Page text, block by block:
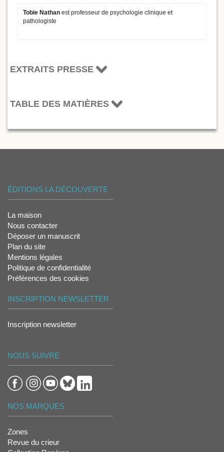
Tobie Nathan est professeur de psychologie clinique et
pathologiste
EXTRAITS PRESSE
TABLE DES MATIÈRES
ÉDITIONS LA DÉCOUVERTE
La maison
Nous contacter
Déposer un manuscrit
Plan du site
Mentions légales
Politique de confidentialité
Préférences des cookies
INSCRIPTION NEWSLETTER
Inscription newsletter
NOUS SUIVRE
NOS MARQUES
Zones
Revue du crieur